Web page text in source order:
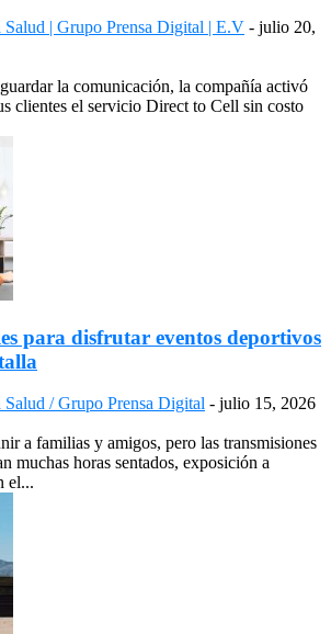
Salud | Grupo Prensa Digital | E.V - julio 20,
la comunicación, la compañía activó
clientes el servicio Direct to Cell sin costo
para disfrutar eventos deportivos
Salud / Grupo Prensa Digital - julio 15, 2026
a familias y amigos, pero las transmisiones
muchas horas sentados, exposición a
el...